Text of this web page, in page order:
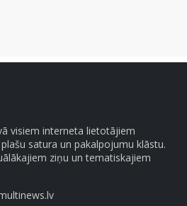
visiem interneta lietotājiem
satura un pakalpojumu klāstu.
ziņu un tematiskajiem